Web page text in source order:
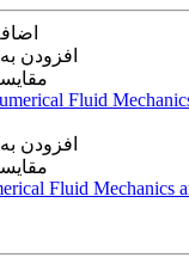
افزودن
افزودن
Fluid Mechanics